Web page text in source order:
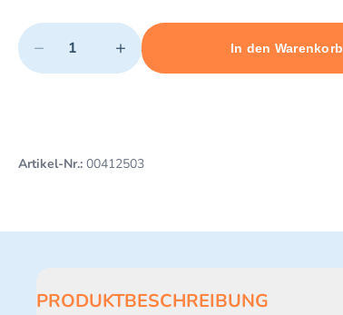
Quantity
− +
Minimum quantity: 1 Maximum quantity: 20
In den Warenkorb
Add 1 item to cart
Artikel-Nr.: 00412503
PRODUKTBESCHREIBUNG